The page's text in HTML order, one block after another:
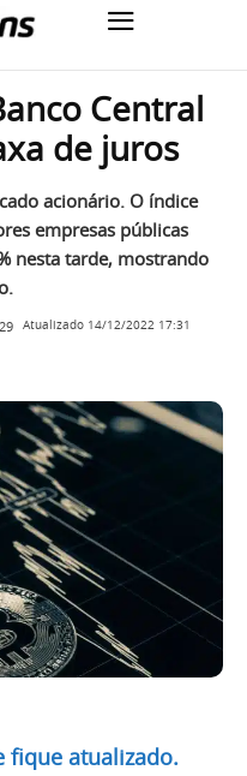
Central
de juros
acionário. O índice
empresas públicas
nesta tarde, mostrando
Atualizado 14/12/2022 17:31
fique atualizado.